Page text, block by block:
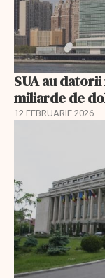
SUA au
miliarde de
12 FEBRUARIE 2026